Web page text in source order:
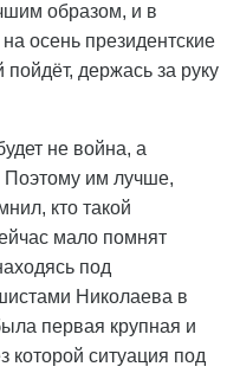
образом, и в
осень президентские
держась за руку
не война, а
Поэтому им лучше,
кто такой
мало помнят
под
Николаева в
первая крупная и
которой ситуация под